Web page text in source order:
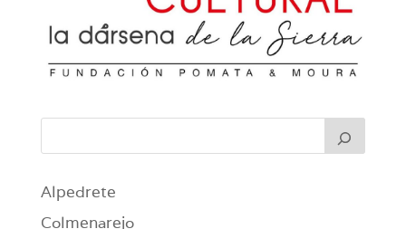
Alpedrete
Colmenarejo